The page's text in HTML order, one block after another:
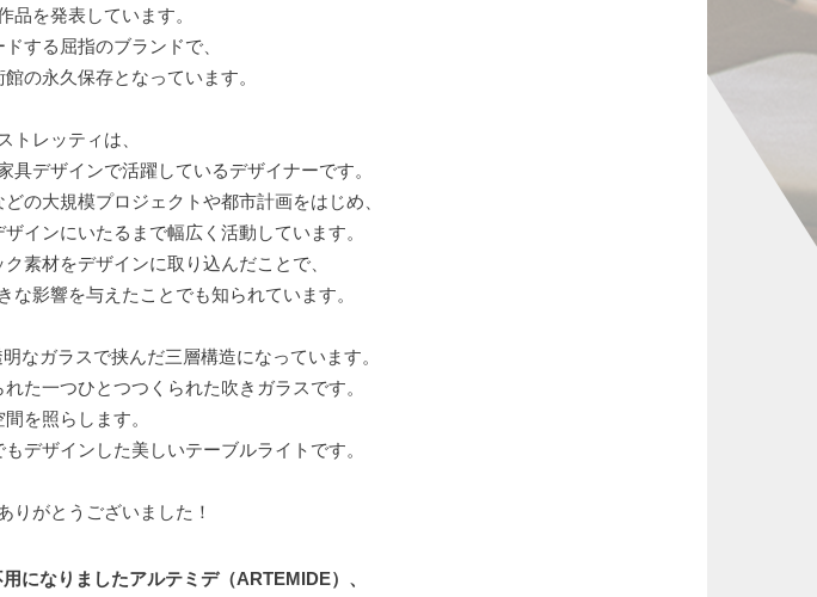
品を発表しています。
する屈指のブランドで、
の永久保存となっています。
トレッティは、
デザインで活躍しているデザイナーです。
の大規模プロジェクトや都市計画をはじめ、
インにいたるまで幅広く活動しています。
素材をデザインに取り込んだことで、
影響を与えたことでも知られています。
なガラスで挟んだ三層構造になっています。
た一つひとつつくられた吹きガラスです。
を照らします。
デザインした美しいテーブルライトです。
りがとうございました！
になりましたアルテミデ（ARTEMIDE）、